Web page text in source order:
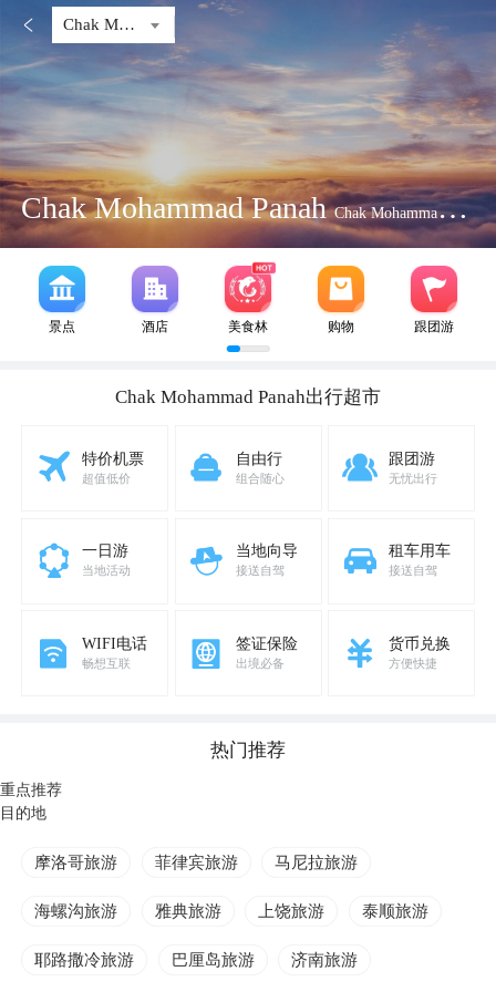
 Chak Mohammad Panah
Chak Mohammad PanahChak Mohammad Panah
景点 酒店 美食林 购物 跟团游
Chak Mohammad Panah出行超市
特价机票
超值低价
自由行
组合随心
跟团游
无忧出行
一日游
当地活动
当地向导
接送自驾
租车用车
接送自驾
WIFI电话
畅想互联
签证保险
出境必备
货币兑换
方便快捷
热门推荐
重点推荐
目的地
摩洛哥旅游 菲律宾旅游 马尼拉旅游
海螺沟旅游 雅典旅游 上饶旅游 泰顺旅游
耶路撒冷旅游 巴厘岛旅游 济南旅游